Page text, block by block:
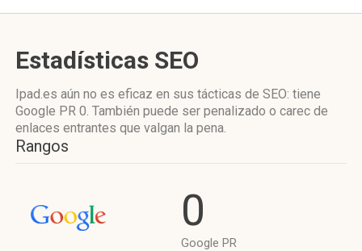
Estadísticas SEO
Ipad.es aún no es eficaz en sus tácticas de SEO: tiene
Google PR 0. También puede ser penalizado o carec de
enlaces entrantes que valgan la pena.
Rangos
0
Google PR